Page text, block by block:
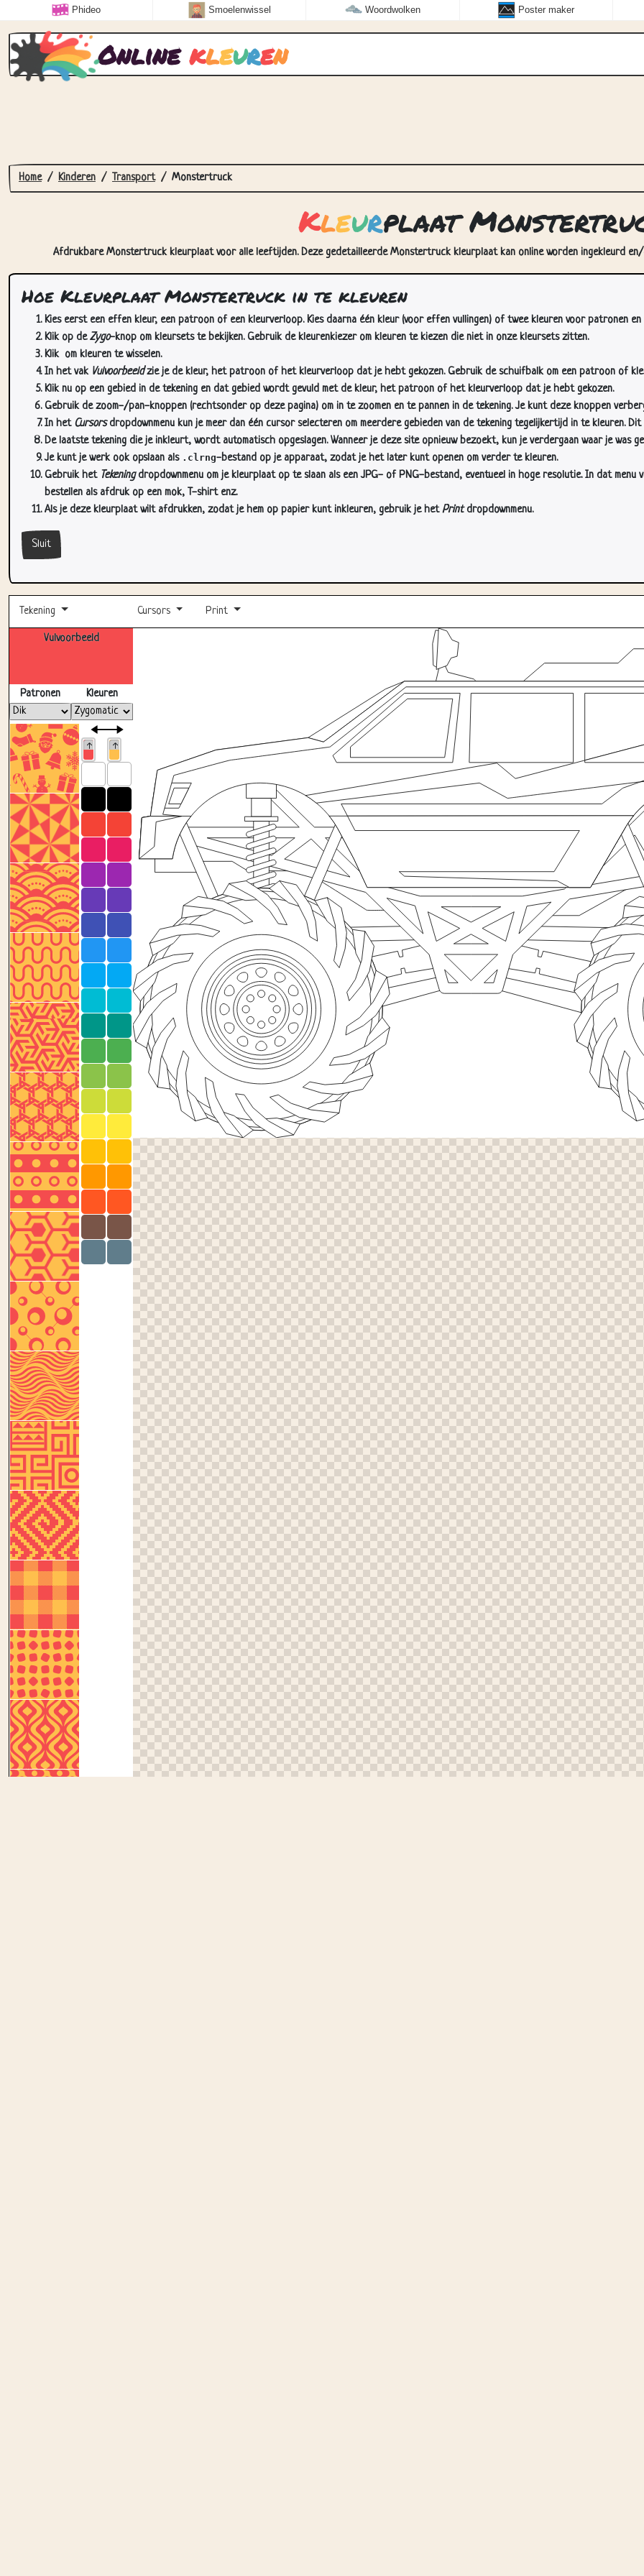
Phideo Smoelenwissel Woordwolken Poster maker
Online kleuren
Home Kinderen Transport Monstertruck
Kleurplaat
Afdrukbare Monstertruck kleurplaat voor alle leeftijden. Deze gedetailleerde Monstertruck kleurplaat kan online worden ingekleurd
Hoe Kleurplaat Monstertruck in te kleuren
Kies eerst een effen kleur, een patroon of een kleurverloop. Kies daarna één kleur (voor effen vullingen) of twee kleuren voor patronen en
Klik op deZygo-knop om kleursets te bekijken. Gebruik de kleurenkiezer om kleuren te kiezen die niet in onze kleursets zitten.
Klik om kleuren te wisselen.
In het vak Vulvoorbeeldzie je de kleur, het patroon of het kleurverloop dat je hebt gekozen. Gebruik de schuifbalk om een patroon of
Klik nu op een gebied in de tekening en dat gebied wordt gevuld met de kleur, het patroon of het kleurverloop dat je hebt gekozen.
Gebruik de zoom-/pan-knoppen (rechtsonder op deze pagina) om in te zoomen en te pannen in de tekening. Je kunt deze knoppen
In het Cursorsdropdownmenu kun je meer dan één cursor selecteren om meerdere gebieden van de tekening tegelijkertijd in te kleuren. Dit
De laatste tekening die je inkleurt, wordt automatisch opgeslagen. Wanneer je deze site opnieuw bezoekt, kun je verdergaan waar je was
Je kunt je werk ook opslaan als .clrng-bestand op je apparaat, zodat je het later kunt openen om verder te kleuren.
Gebruik het Tekeningdropdownmenu om je kleurplaat op te slaan als een JPG- of PNG-bestand, eventueel in hoge resolutie. In dat
bestellen als afdruk op een mok, T-shirt enz.
Als je deze kleurplaat wilt afdrukken, zodat je hem op papier kunt inkleuren, gebruik je hetPrintdropdownmenu.
Sluit
Tekening Cursors Print
Vulvoorbeeld
Patronen Kleuren